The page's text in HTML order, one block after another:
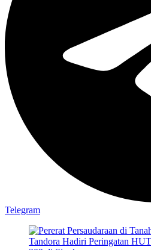
Telegram